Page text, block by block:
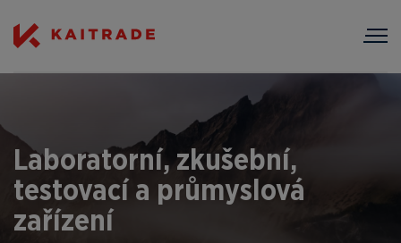
Laboratorní, zkušební,
testovací a průmyslová
zařízení